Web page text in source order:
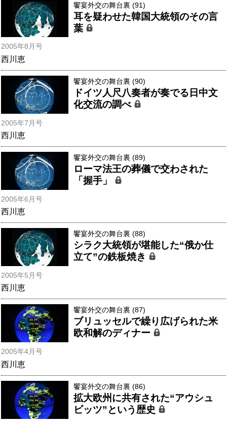
饗宴外交の舞台裏 (91)
耳を疑わせた韓国大統領のその言
葉
2005年8月号
西川恵
饗宴外交の舞台裏 (90)
ドイツ人尺八奏者が奏でる日中文
化交流の調べ
2005年7月号
西川恵
饗宴外交の舞台裏 (89)
ローマ法王の葬儀で交わされた
「握手」
2005年6月号
西川恵
饗宴外交の舞台裏 (88)
シラク大統領が堪能した“俄か仕
立て”の鉄板焼き
2005年5月号
西川恵
饗宴外交の舞台裏 (87)
ブリュッセルで繰り広げられた米
欧和解のディナー
2005年4月号
西川恵
饗宴外交の舞台裏 (86)
拡大欧州に共有された“アウシュ
ビッツ”という歴史